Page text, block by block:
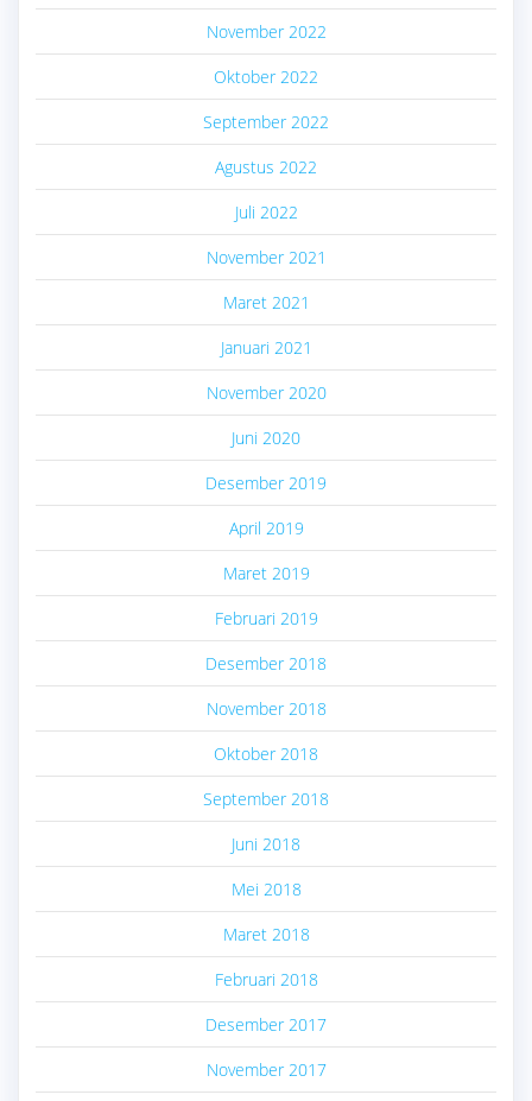
November 2022
Oktober 2022
September 2022
Agustus 2022
Juli 2022
November 2021
Maret 2021
Januari 2021
November 2020
Juni 2020
Desember 2019
April 2019
Maret 2019
Februari 2019
Desember 2018
November 2018
Oktober 2018
September 2018
Juni 2018
Mei 2018
Maret 2018
Februari 2018
Desember 2017
November 2017